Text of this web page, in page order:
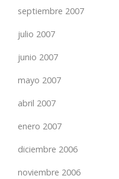
septiembre 2007
julio 2007
junio 2007
mayo 2007
abril 2007
enero 2007
diciembre 2006
noviembre 2006